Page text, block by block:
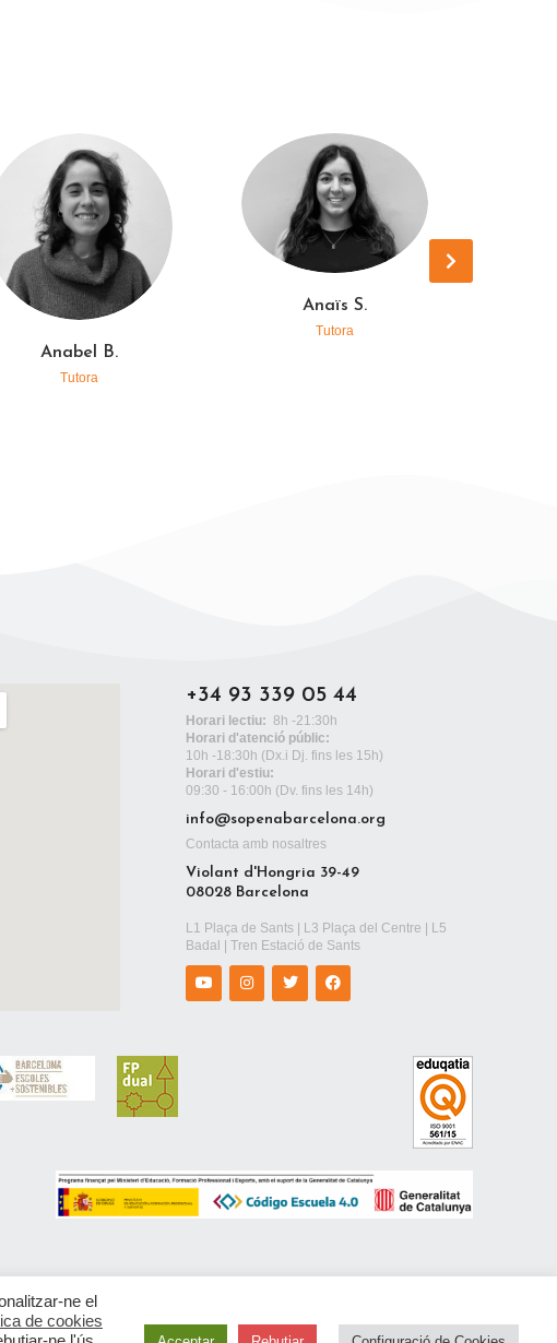
Anabel B.
Tutora
Anaïs S.
Tutora
+34 93 339 05 44
Horari lectiu: 8h -21:30h
Horari d'atenció públic:
10h -18:30h (Dx.i Dj. fins les 15h)
Horari d'estiu:
09:30 - 16:00h (Dv. fins les 14h)
info@sopenabarcelona.org
Contacta amb nosaltres
Violant d'Hongria 39-49
08028 Barcelona
L1 Plaça de Sants | L3 Plaça del Centre | L5
Badal | Tren Estació de Sants
ne el
de cookies